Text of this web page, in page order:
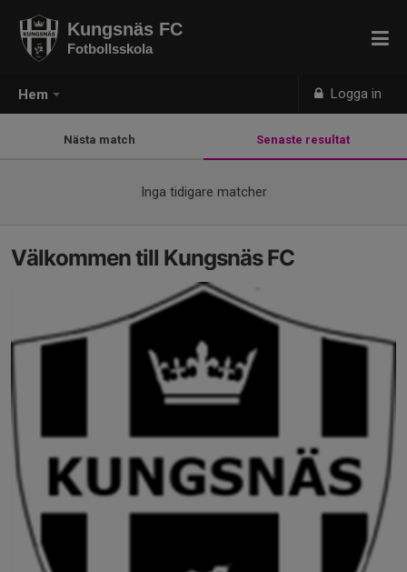
Hem Logga in
Kungsnäs FC
Fotbollsskola
Nästa match Senaste resultat
Inga tidigare matcher
Välkommen till Kungsnäs FC